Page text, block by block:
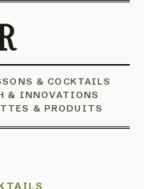
& COCKTAILS
& INNOVATIONS
& PRODUITS